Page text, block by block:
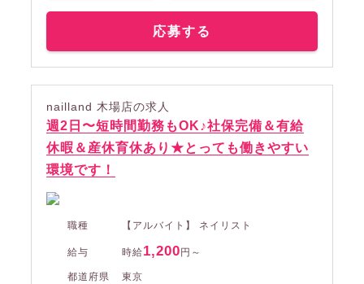
応募する
nailland 木場店の求人
週2日〜短時間勤務もOK♪社保完備＆有給
休暇＆産休育休あり★とっても働きやすい
環境です！
職種 【アルバイト】 ネイリスト
給与 時給1,200 円～
都道府県
東京